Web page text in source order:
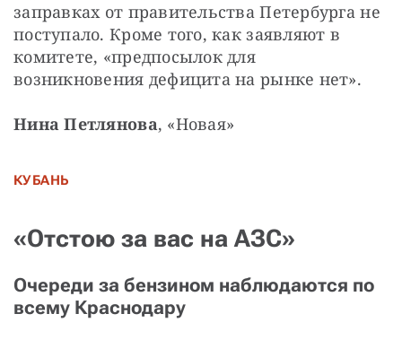
заправках от правительства Петербурга не
поступало. Кроме того, как заявляют в
комитете, «предпосылок для
возникновения дефицита на рынке нет».
Нина Петлянова, «Новая»
КУБАНЬ
«Отстою за вас на АЗС»
Очереди за бензином наблюдаются по
всему Краснодару